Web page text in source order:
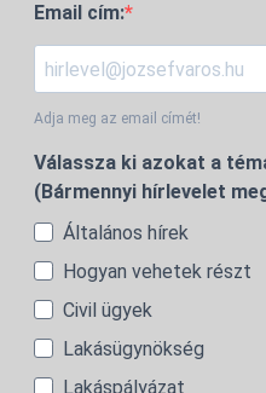
Email cím:
Adja meg az email címét!
Válassza ki azokat a
(Bármennyi hírlevelet
Általános hírek
Hogyan vehetek részt
Civil ügyek
Lakásügynökség
Lakáspályázat